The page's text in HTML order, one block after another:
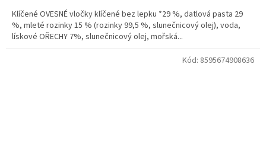
Klíčené OVESNÉ vločky klíčené bez lepku *29 %, datlová pasta 29
%, mleté rozinky 15 % (rozinky 99,5 %, slunečnicový olej), voda,
lískové OŘECHY 7%, slunečnicový olej, mořská...
Kód: 8595674908636